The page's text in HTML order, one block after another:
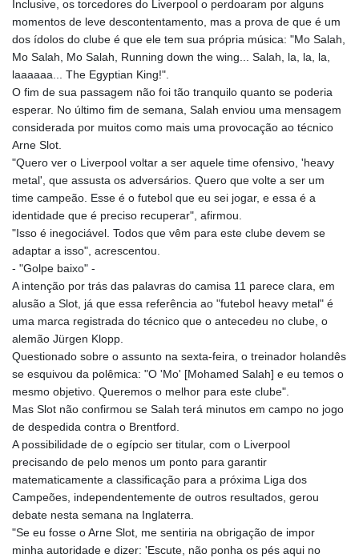
Inclusive, os torcedores do Liverpool o perdoaram por alguns
momentos de leve descontentamento, mas a prova de que é um
dos ídolos do clube é que ele tem sua própria música: "Mo Salah,
Mo Salah, Mo Salah, Running down the wing... Salah, la, la, la,
laaaaaa... The Egyptian King!".
O fim de sua passagem não foi tão tranquilo quanto se poderia
esperar. No último fim de semana, Salah enviou uma mensagem
considerada por muitos como mais uma provocação ao técnico
Arne Slot.
"Quero ver o Liverpool voltar a ser aquele time ofensivo, 'heavy
metal', que assusta os adversários. Quero que volte a ser um
time campeão. Esse é o futebol que eu sei jogar, e essa é a
identidade que é preciso recuperar", afirmou.
"Isso é inegociável. Todos que vêm para este clube devem se
adaptar a isso", acrescentou.
- "Golpe baixo" -
A intenção por trás das palavras do camisa 11 parece clara, em
alusão a Slot, já que essa referência ao "futebol heavy metal" é
uma marca registrada do técnico que o antecedeu no clube, o
alemão Jürgen Klopp.
Questionado sobre o assunto na sexta-feira, o treinador holandês
se esquivou da polêmica: "O 'Mo' [Mohamed Salah] e eu temos o
mesmo objetivo. Queremos o melhor para este clube".
Mas Slot não confirmou se Salah terá minutos em campo no jogo
de despedida contra o Brentford.
A possibilidade de o egípcio ser titular, com o Liverpool
precisando de pelo menos um ponto para garantir
matematicamente a classificação para a próxima Liga dos
Campeões, independentemente de outros resultados, gerou
debate nesta semana na Inglaterra.
"Se eu fosse o Arne Slot, me sentiria na obrigação de impor
minha autoridade e dizer: 'Escute, não ponha os pés aqui no